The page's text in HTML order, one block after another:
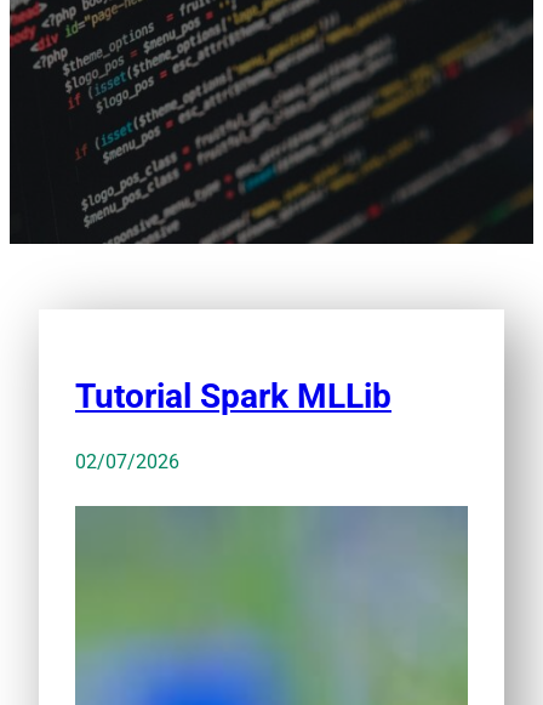
Tutorial Spark MLLib
02/07/2026